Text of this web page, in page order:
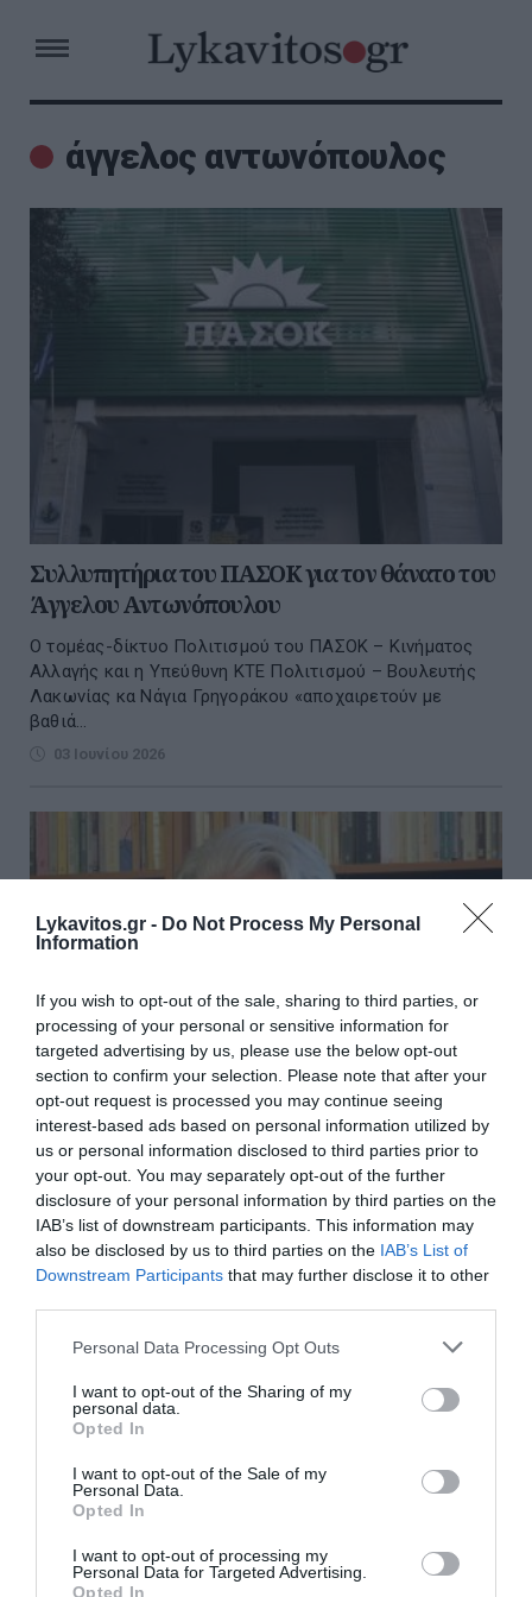
Lykavitos.gr - Do Not Process My Personal
Information
If you wish to opt-out of the sale, sharing to third parties, or
processing of your personal or sensitive information for
targeted advertising by us, please use the below opt-out
section to confirm your selection. Please note that after your
opt-out request is processed you may continue seeing
interest-based ads based on personal information utilized by
us or personal information disclosed to third parties prior to
your opt-out. You may separately opt-out of the further
disclosure of your personal information by third parties on the
IAB’s list of downstream participants. This information may
also be disclosed by us to third parties on the IAB’s List of
Downstream Participants that may further disclose it to other
Please note that this website/app uses one or more Google
not limited to your visit or usage behaviour. You may click to
grant or deny consent to Google and its third-party tags to
use your data for below specified purposes in below Google
consent section.
Personal Data Processing Opt Outs
I want to opt-out of the Sharing of my
personal data.
Opted In
I want to opt-out of the Sale of my
Personal Data.
Opted In
I want to opt-out of processing my
Personal Data for Targeted Advertising.
Opted In
άγγελος αντωνόπουλος
Συλλυπητήρια του ΠΑΣΟΚ για τον θάνατο του
Άγγελου Αντωνόπουλου
Ο τομέας-δίκτυο Πολιτισμού του ΠΑΣΟΚ – Κινήματος
Αλλαγής και η Υπεύθυνη ΚΤΕ Πολιτισμού – Βουλευτής
Λακωνίας κα Νάγια Γρηγοράκου «αποχαιρετούν με
βαθιά...
03 Ιουνίου 2026
Έφυγε από τη ζωή ο σπουδαίος ηθοποιός
Άγγελος Αντωνόπουλος, σε ηλικία 94 ετών
Σε ηλικία 94 ετών έφυγε από τη ζωή εντελώς αθόρυβα ο
Άγγελος Αντωνόπουλος. Η είδηση του θανάτου δεν έγινε
Ροή ειδήσεων
Αντίστροφη μέτρηση για την επέκταση του Μετρό
Θεσσαλονίκη: Άγνωστοι τρύπησαν και δηλητηρίασαν
Νέα ταυτότητα: Τι αλλάζει σε ταξίδια, τράπεζες και